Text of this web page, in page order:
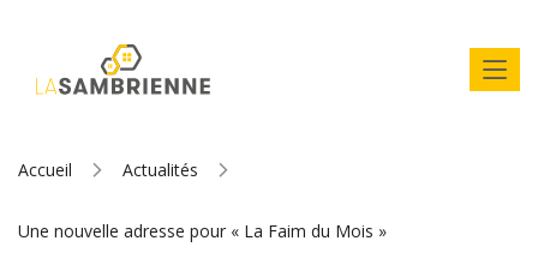
Accueil Actualités
Une nouvelle adresse pour « La Faim du Mois »